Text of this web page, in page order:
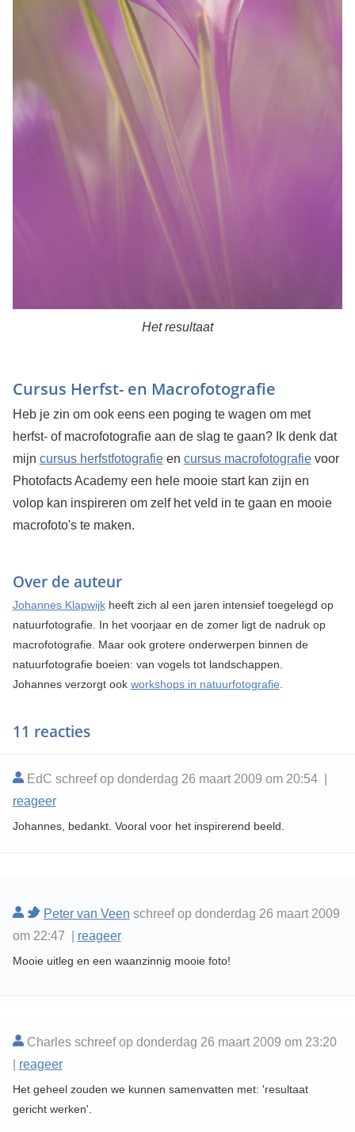
Het resultaat
Cursus Herfst- en Macrofotografie
Heb je zin om ook eens een poging te wagen om met
herfst- of macrofotografie aan de slag te gaan? Ik denk dat
mijn cursus herfstfotografieen cursus macrofotografievoor
Photofacts Academy een hele mooie start kan zijn en
volop kan inspireren om zelf het veld in te gaan en mooie
macrofoto's te maken.
Over de auteur
Johannes Klapwijkheeft zich al een jaren intensief toegelegd op
natuurfotografie. In het voorjaar en de zomer ligt de nadruk op
macrofotografie. Maar ook grotere onderwerpen binnen de
natuurfotografie boeien: van vogels tot landschappen.
Johannes verzorgt ook workshops in natuurfotografie.
11 reacties
EdC schreef op donderdag 26 maart 2009 om 20:54 |
reageer
Johannes, bedankt. Vooral voor het inspirerend beeld.
Peter van Veen schreef op donderdag 26 maart 2009
om 22:47 | reageer
Mooie uitleg en een waanzinnig mooie foto!
Charles schreef op donderdag 26 maart 2009 om 23:20
reageer
Het geheel zouden we kunnen samenvatten met: 'resultaat
gericht werken'.